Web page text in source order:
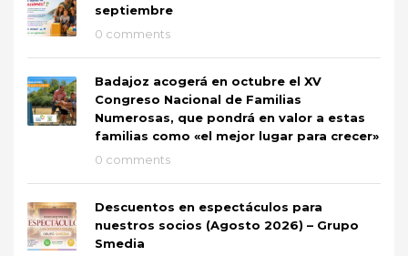
septiembre
0 comments
Badajoz acogerá en octubre el XV
Congreso Nacional de Familias
Numerosas, que pondrá en valor a estas
familias como «el mejor lugar para crecer»
0 comments
Descuentos en espectáculos para
nuestros socios (Agosto 2026) – Grupo
Smedia